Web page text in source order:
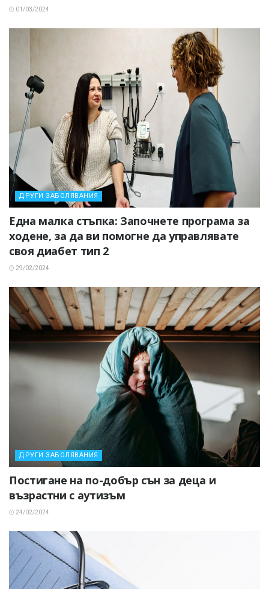
01/03/2024
ДРУГИ ЗАБОЛЯВАНИЯ
Една малка стъпка: Започнете програма за
ходене, за да ви помогне да управлявате
своя диабет тип 2
29/02/2024
ДРУГИ ЗАБОЛЯВАНИЯ
Постигане на по-добър сън за деца и
възрастни с аутизъм
24/02/2024